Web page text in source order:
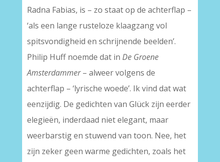
Radna Fabias, is – zo staat op de achterflap –
‘als een lange rusteloze klaagzang vol
spitsvondigheid en schrijnende beelden’.
Philip Huff noemde dat in De Groene
Amsterdammer– alweer volgens de
achterflap – ‘lyrische woede’. Ik vind dat wat
eenzijdig. De gedichten van Glück zijn eerder
elegieën, inderdaad niet elegant, maar
weerbarstig en stuwend van toon. Nee, het
zijn zeker geen warme gedichten, zoals het